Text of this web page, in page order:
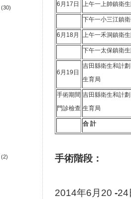
6月17日 上午一上帥鎮衛
下午一小三江鎮
6月18月 上午一禾洞鎮衛
下午一太保鎮衛
6月19日
吉田縣衛生和計劃
生育局
手術期間
門診檢查
吉田縣衛生和計劃
生育局
合 計
手術階段 ：
2014年6月20 -24
(30)
(2)